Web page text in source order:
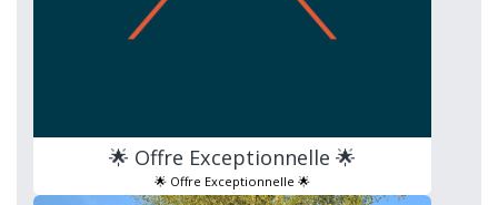
🌟 Offre Exceptionnelle 🌟
🌟 Offre Exceptionnelle 🌟